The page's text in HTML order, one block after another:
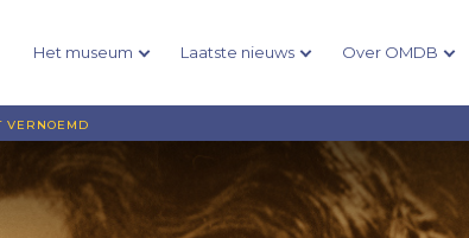
Het museum Laatste nieuws Over OMDB
VERNOEMD